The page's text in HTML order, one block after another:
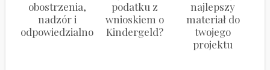
obostrzenia,
nadzór i
odpowiedzialność
podatku z
wnioskiem o
Kindergeld?
najlepszy
materiał do
twojego
projektu